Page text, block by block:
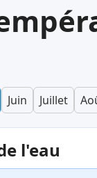
Juin Juillet
l'eau